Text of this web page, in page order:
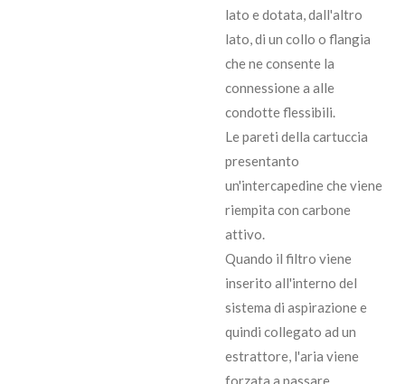
lato e dotata, dall'altro
lato, di un collo o flangia
che ne consente la
connessione a alle
condotte flessibili.
Le pareti della cartuccia
presentanto
un'intercapedine che viene
riempita con carbone
attivo.
Quando il filtro viene
inserito all'interno del
sistema di aspirazione e
quindi collegato ad un
estrattore, l'aria viene
forzata a passare